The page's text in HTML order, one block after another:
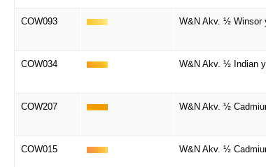
COW093 W&N Akv. ½ Winsor
COW034 W&N Akv. ½ Indian
COW207 W&N Akv. ½
COW015 W&N Akv. ½